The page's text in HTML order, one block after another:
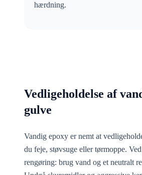
hærdning.
Vedligeholdelse af
gulve
Vandig epoxy er nemt at
du feje, støvsuge eller tørmoppe.
rengøring: brug vand og et neutralt